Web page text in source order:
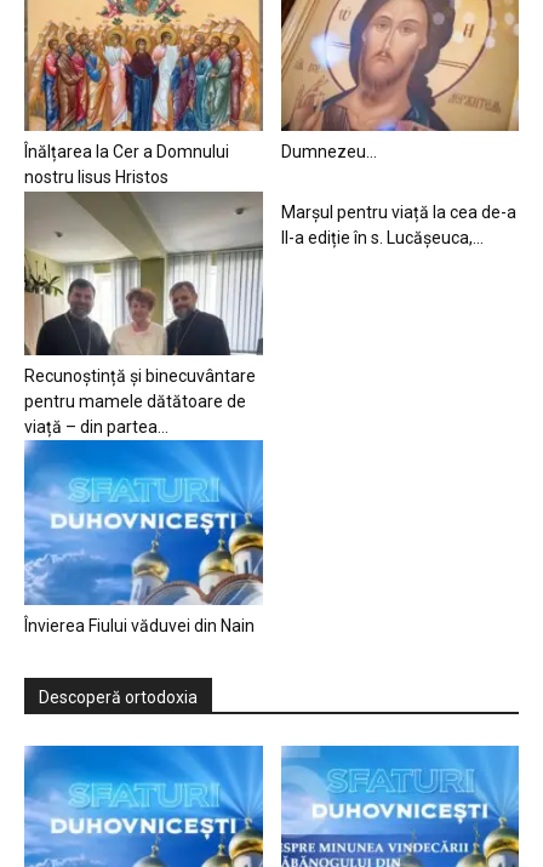
Înălțarea la Cer a Domnului
nostru Iisus Hristos
Dumnezeu…
Recunoștință și binecuvântare
pentru mamele dătătoare de
viață – din partea...
Marșul pentru viață la cea de-a
II-a ediție în s. Lucășeuca,...
Învierea Fiului văduvei din Nain
Descoperă ortodoxia